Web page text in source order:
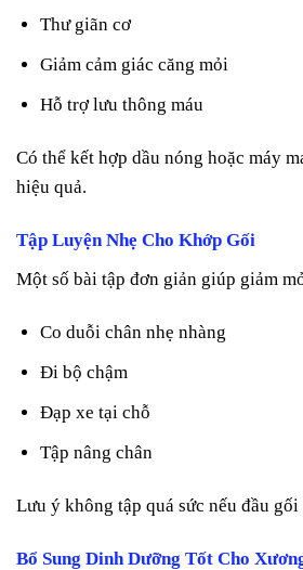
Thư giãn cơ
Giảm cảm giác căng mỏi
Hỗ trợ lưu thông máu
Có thể kết hợp dầu nóng hoặc máy
hiệu quả.
Tập Luyện Nhẹ Cho Khớp Gối
Một số bài tập đơn giản giúp giảm
Co duỗi chân nhẹ nhàng
Đi bộ chậm
Đạp xe tại chỗ
Tập nâng chân
Lưu ý không tập quá sức nếu đầu gối
Bổ Sung Dinh Dưỡng Tốt Cho